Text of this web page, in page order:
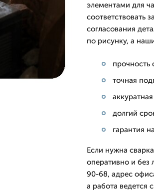
элементами для
соответствовать
согласования
по рисунку, а
прочность
точная
долгий
гарантия
Если нужна
оперативно и без
90-68, адрес
а работа ведется